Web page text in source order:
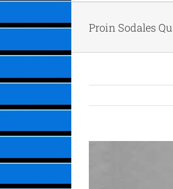
Proin Sodales